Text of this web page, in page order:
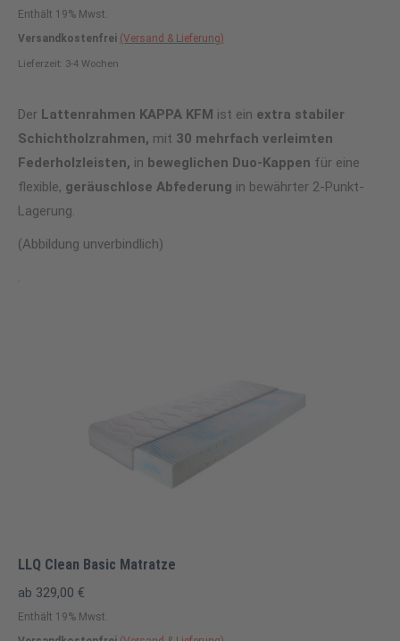
Enthält 19% Mwst.
Versandkostenfrei (Versand & Lieferung)
Lieferzeit: 3-4 Wochen
Der Lattenrahmen KAPPA KFM ist ein extra stabiler
Schichtholzrahmen, mit 30 mehrfach verleimten
Federholzleisten, in beweglichen Duo-Kappen für eine
flexible, geräuschlose Abfederung in bewährter 2-Punkt-
Lagerung.
(Abbildung unverbindlich)
.
LLQ Clean Basic Matratze
ab 329,00 €
Enthält 19% Mwst.